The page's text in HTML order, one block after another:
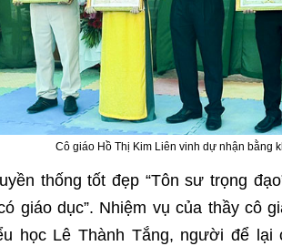
Cô giáo Hồ Thị Kim Liên vinh dự nhận bằng
thống tốt đẹp “Tôn sư trọng
giáo dục”. Nhiệm vụ của thầy cô
học Lê Thành Tắng, người để